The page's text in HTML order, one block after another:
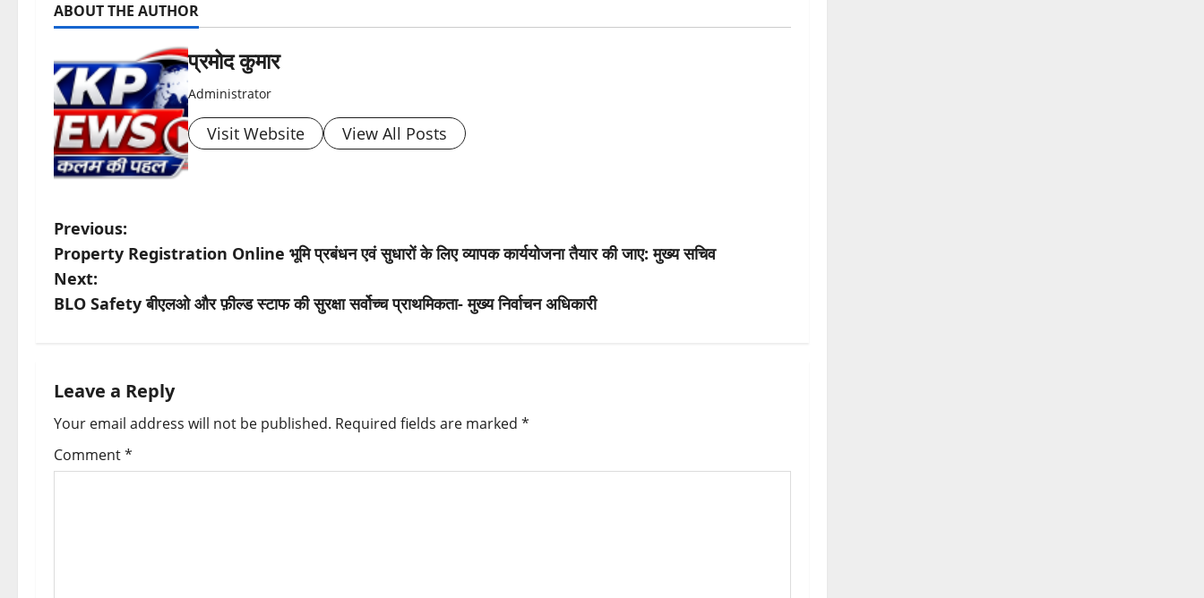
ABOUT THE AUTHOR
प्रमोद कुमार
Administrator
Visit Website View All Posts
P
o
s
n
a
v
Previous:
Property Registration Online भूमि प्रबंधन एवं सुधारों के लिए व्यापक कार्ययोजना तैयार की जाए: मुख्य सचिव
Next:
BLO Safety बीएलओ और फ़ील्ड स्टाफ की सुरक्षा सर्वोच्च प्राथमिकता- मुख्य निर्वाचन अधिकारी
Leave a Reply
Your email address will not be published. Required fields are marked *
Comment*